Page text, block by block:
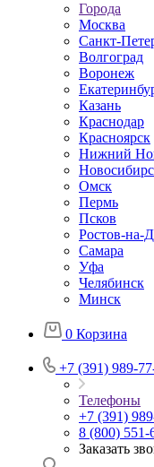
Города
Москва
Санкт-
Волгоград
Воронеж
Казань
Краснодар
Красноярск
Нижний
Омск
Пермь
Псков
Ростов-на-
Самара
Уфа
Челябинск
Минск
0 Корзина
+7 (391) 989-
Телефоны
+7 (391)
8 (800) 551-
Заказать